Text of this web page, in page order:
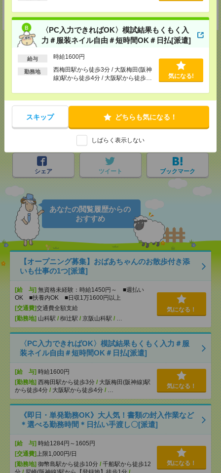
〈PC入力できればOK〉模試結果もくもく入
力＃服装ネイル自由＃短時間OK＃日払[派遣]
給与 時給1600円
勤務地
西梅田駅から徒歩3分 / 大阪梅田(阪神
線)駅から徒歩4分 / 大阪駅から徒歩4
気になる!
スキップ どちらも気になる！
しばらく表示しない
登録交通費
★今ならご来社登録でQUOカード2000円分をプレゼント中★
応募ページへ
気になる！ 電話応募
シェア ツイート ブックマーク
あなたの閲覧履歴からの
おすすめ
【オープニング募集】おばあちゃんのお散歩付き添
いも仕事の1つ[派遣]
[給 与] 無資格未経験：時給1450円～ ■週払い
OK ■扶養内OK ■日収1万1600円以上
[交通費]交通費全額支給
[勤務地] 山科駅 / 椥辻駅 / 京阪山科駅 / …
気になる！
〈PC入力できればOK〉模試結果もくもく入力＃服
装ネイル自由＃短時間OK＃日払[派遣]
[給 与] 時給1600円
[勤務地] 西梅田駅から徒歩3分 / 大阪梅田(阪神線)駅
から徒歩4分 / 大阪駅から徒歩4分 / …
気になる！
《即日・単発勤務OK》大人気！書類の封入作業など
＊選べる勤務時間＊日払い手渡し〇[派遣]
[給 与] 時給1284円～1605円
[交通費] 上限1,000円/日
[勤務地] 御幣島駅から徒歩10分 / 千船駅から徒歩12
気になる！